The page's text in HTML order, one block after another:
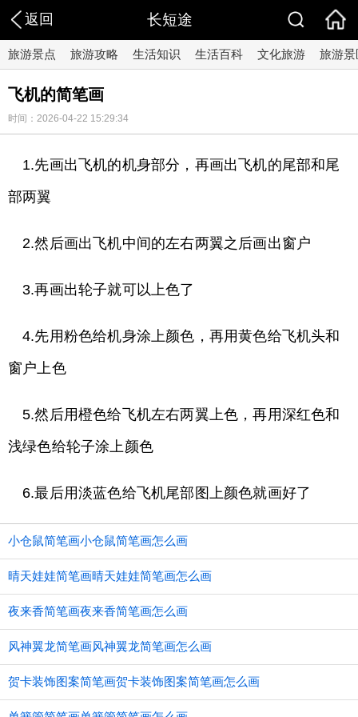
返回 长短途
旅游景点 旅游攻略 生活知识 生活百科 文化旅游 旅游景
飞机的简笔画
时间：2026-04-22 15:29:34
1.先画出飞机的机身部分，再画出飞机的尾部和尾
部两翼
2.然后画出飞机中间的左右两翼之后画出窗户
3.再画出轮子就可以上色了
4.先用粉色给机身涂上颜色，再用黄色给飞机头和
窗户上色
5.然后用橙色给飞机左右两翼上色，再用深红色和
浅绿色给轮子涂上颜色
6.最后用淡蓝色给飞机尾部图上颜色就画好了
小仓鼠简笔画小仓鼠简笔画怎么画
晴天娃娃简笔画晴天娃娃简笔画怎么画
夜来香简笔画夜来香简笔画怎么画
风神翼龙简笔画风神翼龙简笔画怎么画
贺卡装饰图案简笔画贺卡装饰图案简笔画怎么画